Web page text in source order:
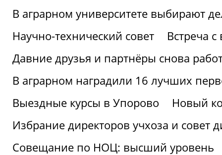
В аграрном университете выбирают
Научно-технический совет
Встреча
Давние друзья и партнёры снова
В аграрном наградили 16 лучших
Выездные курсы в Упорово
Новый
Избрание директоров учхоза и совет
Совещание по НОЦ: высший уровень